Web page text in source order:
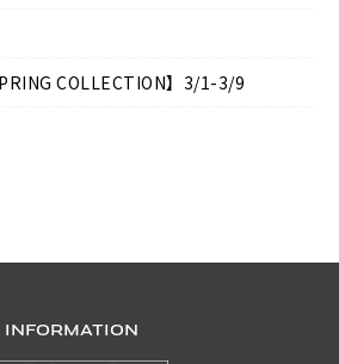
COLLECTION】3/1-3/9
INFORMATION